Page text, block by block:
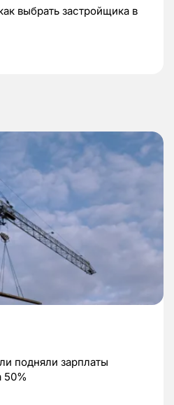
выбрать застройщика в
подняли зарплаты
50%